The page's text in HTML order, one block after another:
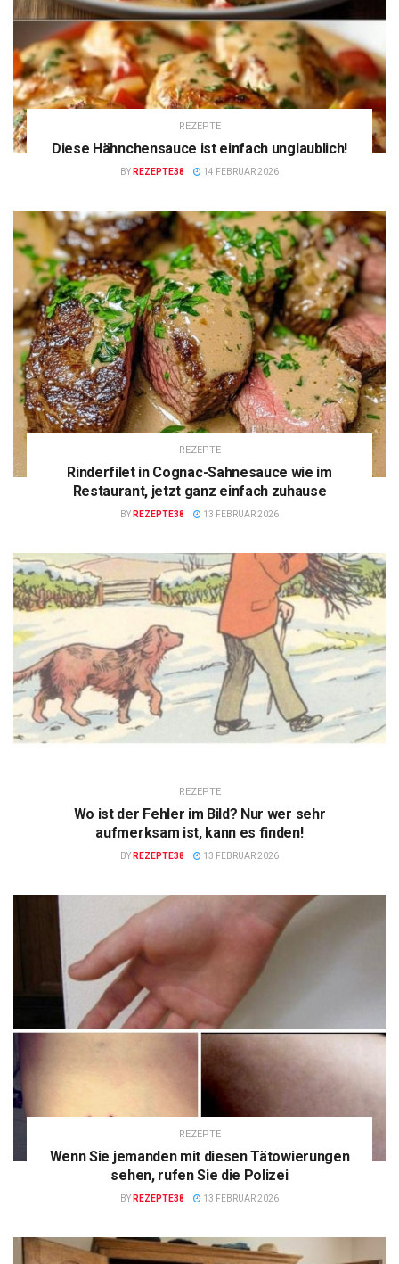
REZEPTE
Diese Hähnchensauce ist einfach unglaublich!
BY REZEPTE38 14 FEBRUAR 2026
REZEPTE
Rinderfilet in Cognac-Sahnesauce wie im
Restaurant, jetzt ganz einfach zuhause
BY REZEPTE38 13 FEBRUAR 2026
REZEPTE
Wo ist der Fehler im Bild? Nur wer sehr
aufmerksam ist, kann es finden!
BY REZEPTE38 13 FEBRUAR 2026
REZEPTE
Wenn Sie jemanden mit diesen Tätowierungen
sehen, rufen Sie die Polizei
BY REZEPTE38 13 FEBRUAR 2026